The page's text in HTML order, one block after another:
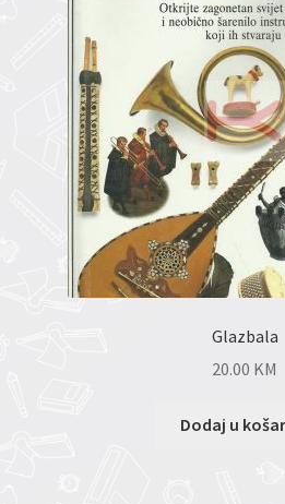
Glazbala
20.00 KM
Dodaj u